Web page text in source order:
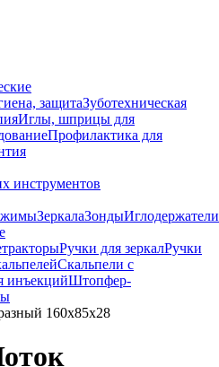
защитаЗуботехническая
Иглы, шприцы для
Профилактика для
инструментов
ЗеркалаЗондыИглодержатели
Ручки для зеркалРучки
Скальпели с
Штопфер-
160х85х28